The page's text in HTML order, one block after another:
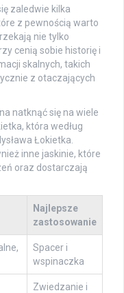
zaledwie kilka
z pewnością warto
nie tylko
cenią sobie historię i
skalnych, takich
z otaczających
natknąć się na wiele
która według
Łokietka.
inne jaskinie, które
oraz dostarczają
Najlepsze
zastosowanie
Spacer i
wspinaczka
Zwiedzanie i